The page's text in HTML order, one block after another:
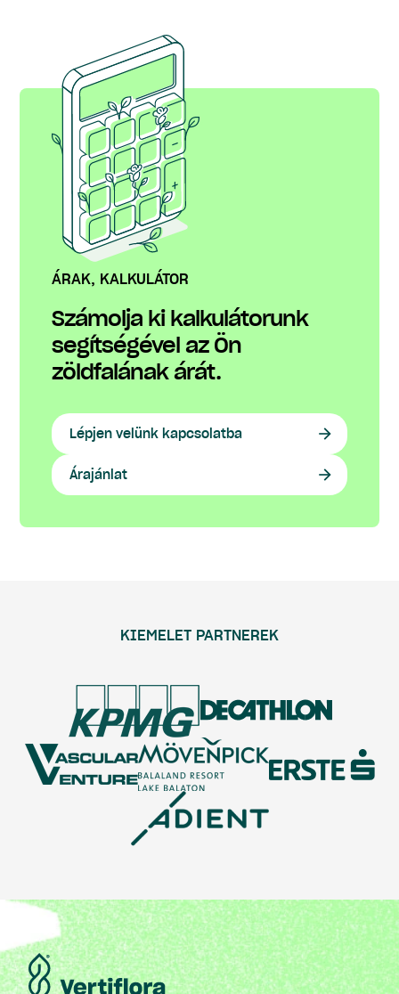
ÁRAK, KALKULÁTOR
Számolja ki kalkulátorunk
segítségével az Ön
zöldfalának árát.
Lépjen velünk kapcsolatba
Árajánlat
KIEMELET PARTNEREK